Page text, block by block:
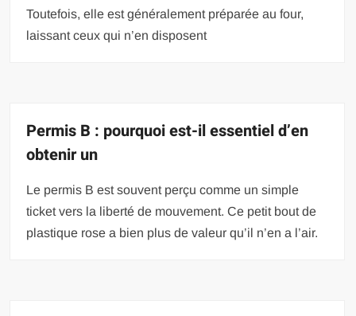
Toutefois, elle est généralement préparée au four,
laissant ceux qui n’en disposent
Permis B : pourquoi est-il essentiel d’en
obtenir un
Le permis B est souvent perçu comme un simple
ticket vers la liberté de mouvement. Ce petit bout de
plastique rose a bien plus de valeur qu’il n’en a l’air.